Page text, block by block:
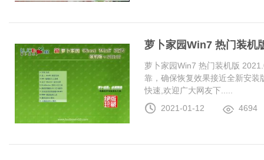
萝卜家园Win7 热门装机
萝卜家园Win7 热门装机版
靠，确保恢复效果接近全新安
快速,欢迎广大网友下.....
2021-01-12
4694